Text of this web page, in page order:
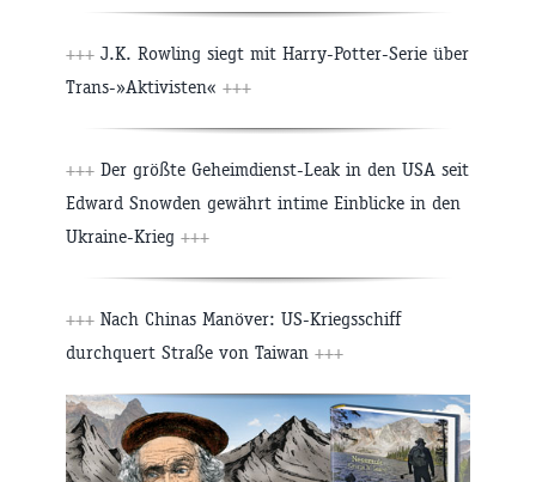
+++ J.K. Rowling siegt mit Harry-Potter-Serie über
Trans-»Aktivisten« +++
+++ Der größte Geheimdienst-Leak in den USA seit
Edward Snowden gewährt intime Einblicke in den
Ukraine-Krieg +++
+++ Nach Chinas Manöver: US-Kriegsschiff
durchquert Straße von Taiwan +++